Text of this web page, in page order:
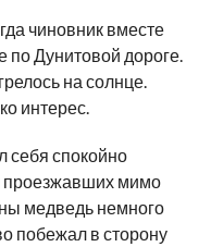
чиновник вместе
по Дунитовой дороге.
на солнце.
интерес.
себя спокойно
проезжавших мимо
медведь немного
побежал в сторону